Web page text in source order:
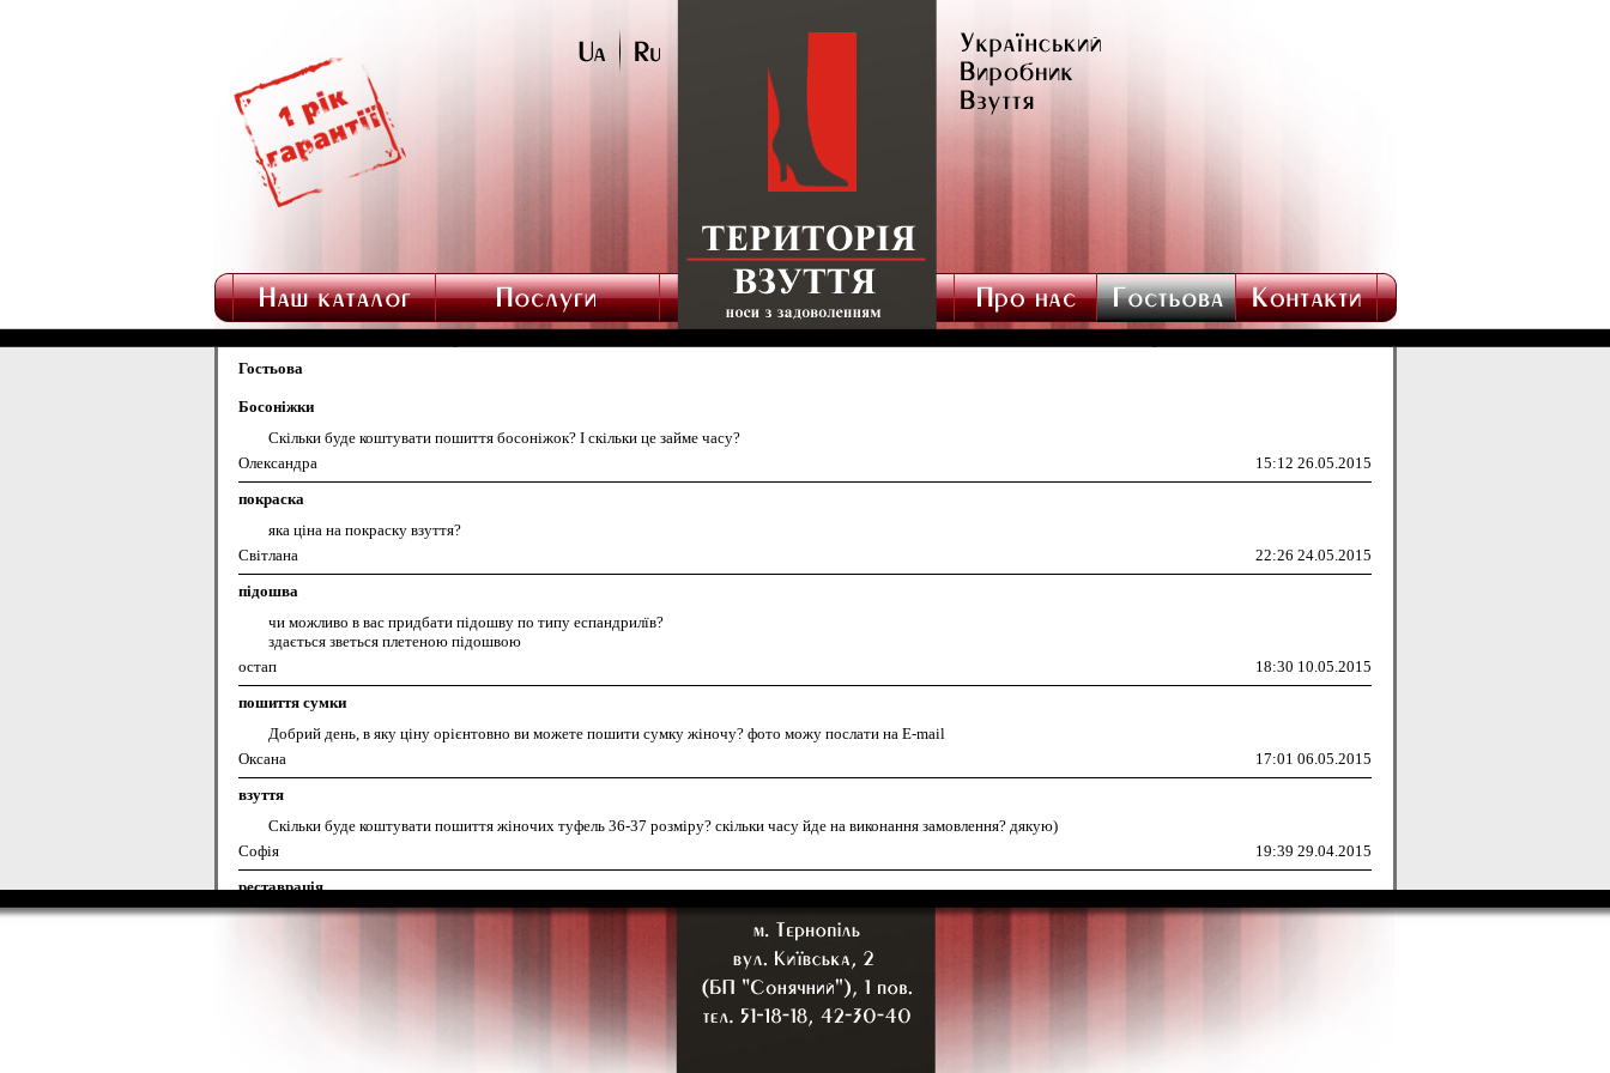
Гостьова
Босоніжки
Скільки буде коштувати пошиття босоніжок? І скільки це займе часу?
Олександра
15:12 26.05.2015
покраска
яка ціна на покраску взуття?
Світлана
22:26 24.05.2015
підошва
чи можливо в вас придбати підошву по типу еспандрилїв?
здається зветься плетеною підошвою
остап
18:30 10.05.2015
пошиття сумки
Добрий день, в яку ціну орієнтовно ви можете пошити сумку жіночу? фото можу послати на E-mail
Оксана
17:01 06.05.2015
взуття
Скільки буде коштувати пошиття жіночих туфель 36-37 розміру? скільки часу йде на виконання замовлення? дякую)
Софія
19:39 29.04.2015
реставрація
На носику чобітка( світлий бежевий) здерлася шкіра, чи можна реставрувати?